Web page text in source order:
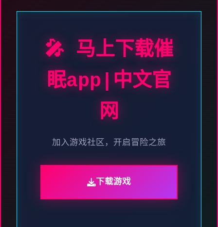
🎤 马上下载催
眠app|中文官
网
加入游戏社区，开启冒险之旅
下载游戏